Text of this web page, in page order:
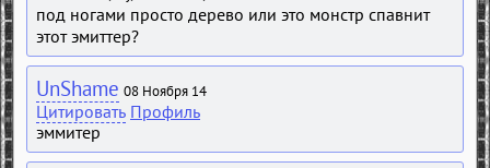
под ногами просто дерево или это монстр спавнит
этот эмиттер?
UnShame 08 Ноября 14
Цитировать Профиль
эммитер